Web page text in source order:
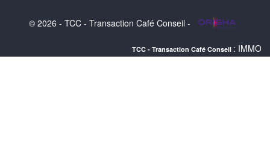
© 2026 - TCC - Transaction Café Conseil -
TCC - Transaction Café Conseil: IMMOBILIER